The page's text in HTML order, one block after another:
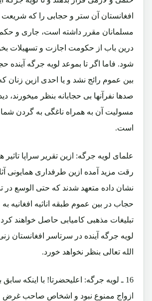
افغانستان آن ستر و حجابی را که شریعت
مسلمانان مقرر داشته است، جاری و حکم
درین باب از حکومت اجازت و تسهیلات
شود. فاما اگر تا بموعد لویه جرگه آینده
بین عموم رائج نشد و یا احدی ازین زنان
صدها نفرآنها بی حجابانه بنظر میخورند،
مسولیت آن به همراه ناغگی به گردن
است.
علمای لویه جرگه: ازین تقریر سراپا تاثیر
رقت مزید آمده ازین طرفداری همایونی
نشان داده متعهد شدند که حتی الوسع در
حجاب در بین عموم طبقه اناثیه افغانیه
تبلیغات مذهبی کامیابی حاصل خواهند کرد
لویه جرگه آینده در سرتاسر افغانستان
الله تعالی بنظر نخواهد خورد.
16 ـ لویه جرگه: اعلیحضرتا! با اینکه سابق
ازواج ممنوع نبود و اشخاص صاحب غرض